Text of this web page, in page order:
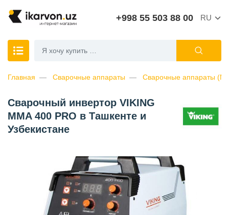
+998 55 503 88 00 RU
Главная Сварочные аппараты Сварочные аппараты
Сварочный инвертор VIKING
MMA 400 PRO в Ташкенте и
Узбекистане